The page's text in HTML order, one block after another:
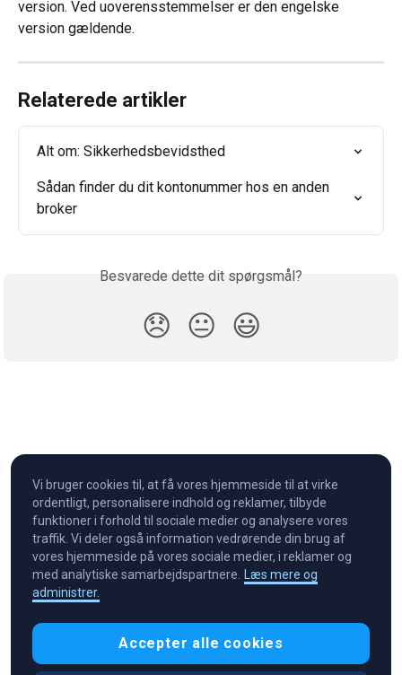
version. Ved uoverensstemmelser er den engelske
version gældende.
Relaterede artikler
Alt om: Sikkerhedsbevidsthed
Sådan finder du dit kontonummer hos en anden
broker
Besvarede dette dit spørgsmål?
😞 😐 😃
Cryptocurrency in Every Wallet™
Vi bruger cookies til, at få vores hjemmeside til at virke
ordentligt, personalisere indhold og reklamer, tilbyde
funktioner i forhold til sociale medier og analysere vores
traffik. Vi deler også information vedrørende din brug af
vores hjemmeside på vores sociale medier, i reklamer og
med analytiske samarbejdspartnere. Læs mere og
administrer.
Accepter alle cookies